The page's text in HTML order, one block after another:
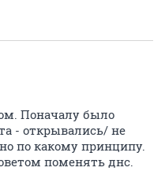
Поначалу было
- открывались/ не
по какому принципу.
поменять днс.